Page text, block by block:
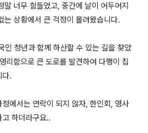
말 너무 힘들었고, 중간에 날이 어두어지
는 상황에서 큰 걱정이 몰려왔습니다.
인 청년과 함께 하산할 수 있는 길을 찾았
리함으로 큰 도로를 발견하여 다행이 집
다.
에서는 연락이 되지 않자, 한인회, 영사
하더라구요..